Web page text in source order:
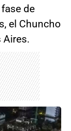
de
el Chuncho
Aires.